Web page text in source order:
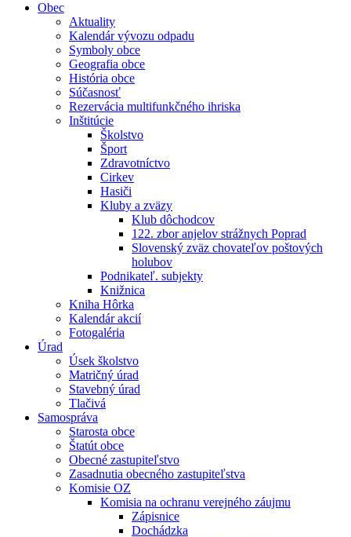
Obec
Aktuality
Kalendár vývozu odpadu
Symboly obce
Geografia obce
História obce
Súčasnosť
Rezervácia multifunkčného ihriska
Inštitúcie
Školstvo
Šport
Zdravotníctvo
Cirkev
Hasiči
Kluby a zväzy
Klub dôchodcov
122. zbor anjelov strážnych Poprad
Slovenský zväz chovateľov poštových
holubov
Podnikateľ. subjekty
Knižnica
Kniha Hôrka
Kalendár akcií
Fotogaléria
Úrad
Úsek školstvo
Matričný úrad
Stavebný úrad
Tlačivá
Samospráva
Starosta obce
Štatút obce
Obecné zastupiteľstvo
Zasadnutia obecného zastupiteľstva
Komisie OZ
Komisia na ochranu verejného záujmu
Zápisnice
Dochádzka